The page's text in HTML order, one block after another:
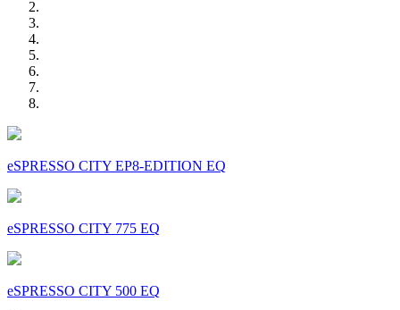
eSPRESSO CITY EP8-EDITION EQ
eSPRESSO CITY 775 EQ
eSPRESSO CITY 500 EQ